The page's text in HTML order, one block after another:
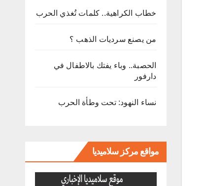
خطاب الكراهية.. كلمات تُغذي الحرب
من يصنع سرديات الذهب ؟
الحصبة.. وباء يفتك بالاطفال في
دارفور
نساء النهود: تحت وطأة الحرب
مواقع مركز سلاميديا